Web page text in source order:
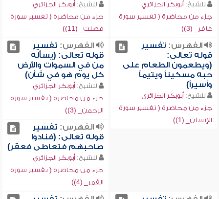
للشيخ: أبوبكر الجزائري
جزء من محاضرة ( تفسير سورة
غافر_ (3))
للشيخ: أبوبكر الجزائري
جزء من محاضرة ( تفسير سورة
فصلت_ (11))
الفهرس: تفسير
قوله تعالى:
(ويطعمون الطعام على
حبه مسكيناً ويتيماً
وأسيراً)
للشيخ: أبوبكر الجزائري
جزء من محاضرة ( تفسير سورة
الإنسان_ (1))
الفهرس: تفسير
قوله تعالى: (يسأله
من في السموات والأرض
كل يوم هو في شأن)
للشيخ: أبوبكر الجزائري
جزء من محاضرة ( تفسير سورة
الرحمن_ (3))
الفهرس: تفسير
قوله تعالى: (فنادوا
صاحبهم فتعاطى فعقر)
للشيخ: أبوبكر الجزائري
جزء من محاضرة ( تفسير سورة
القمر_ (4))